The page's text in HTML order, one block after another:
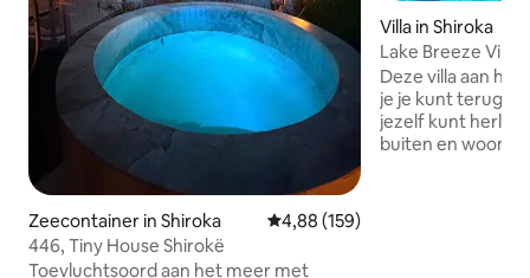
Zeecontainer in Shiroka Gemiddelde beoordeling van
4,88 (159)
446, Tiny House Shirokë
Toevluchtsoord aan het meer met
Villa in Shiroka
Lake Breeze Villa
prachtig uitzicht
Deze villa aan het
je je kunt
jezelf kunt
buiten en